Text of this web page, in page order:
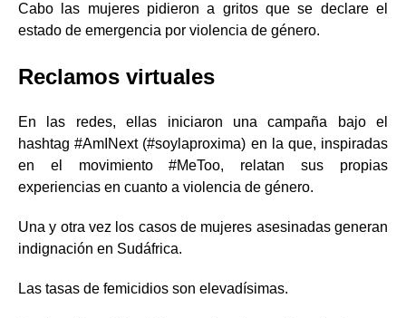
Cabo las mujeres pidieron a gritos que se declare el
estado de emergencia por violencia de género.
Reclamos virtuales
En las redes, ellas iniciaron una campaña bajo el
hashtag #AmINext (#soylaproxima) en la que, inspiradas
en el movimiento #MeToo, relatan sus propias
experiencias en cuanto a violencia de género.
Una y otra vez los casos de mujeres asesinadas generan
indignación en Sudáfrica.
Las tasas de femicidios son elevadísimas.